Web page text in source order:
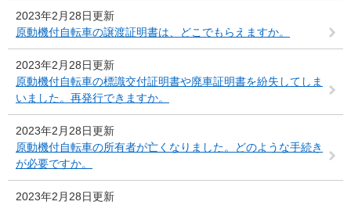
2023年2月28日更新
原動機付自転車の譲渡証明書は、どこでもらえますか。
2023年2月28日更新
原動機付自転車の標識交付証明書や廃車証明書を紛失してしま
いました。再発行できますか。
2023年2月28日更新
原動機付自転車の所有者が亡くなりました。どのような手続き
が必要ですか。
2023年2月28日更新